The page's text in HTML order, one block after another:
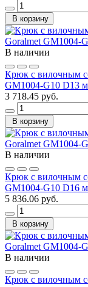
В корзину
В наличии
Крюк с вилочным
GM1004-G10 D13
3 718.45 руб.
В корзину
В наличии
Крюк с вилочным
GM1004-G10 D16
5 836.06 руб.
В корзину
В наличии
Крюк с вилочным